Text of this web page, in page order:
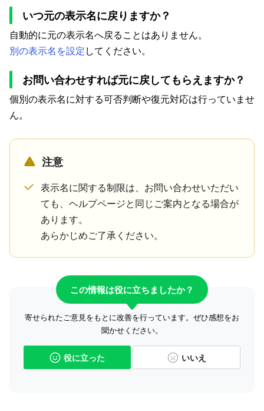
いつ元の表示名に戻りますか？
自動的に元の表示名へ戻ることはありません。
別の表示名を設定してください。
お問い合わせすれば元に戻してもらえますか？
個別の表示名に対する可否判断や復元対応は行っていませ
ん。
注意
表示名に関する制限は、お問い合わせいただい
ても、ヘルプページと同じご案内となる場合が
あります。
あらかじめご了承ください。
この情報は役に立ちましたか？
寄せられたご意見をもとに改善を行っています。ぜひ感想をお
聞かせください。
役に立った いいえ